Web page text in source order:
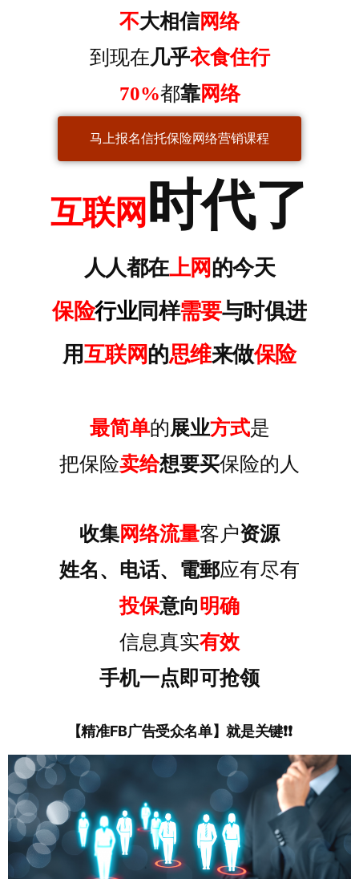
不大相信网络
到现在几乎衣食住行
70%都靠网络
马上报名信托保险网络营销课程
互联网 时代了
人人都在上网的今天
保险行业同样需要与时俱进
用互联网的思维来做保险
最简单的展业方式是
把保险卖给想要买保险的人
收集网络流量客户资源
姓名、电话、電郵应有尽有
投保意向明确
信息真实有效
手机一点即可抢领
【精准FB广告受众名单】就是关键❗❗